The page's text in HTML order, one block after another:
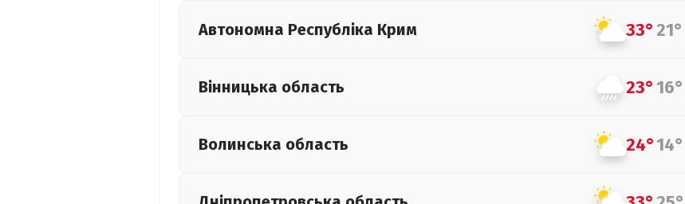
Автономна Республіка Крим 33°21°
Вінницька область 23°16°
Волинська область 24°14°